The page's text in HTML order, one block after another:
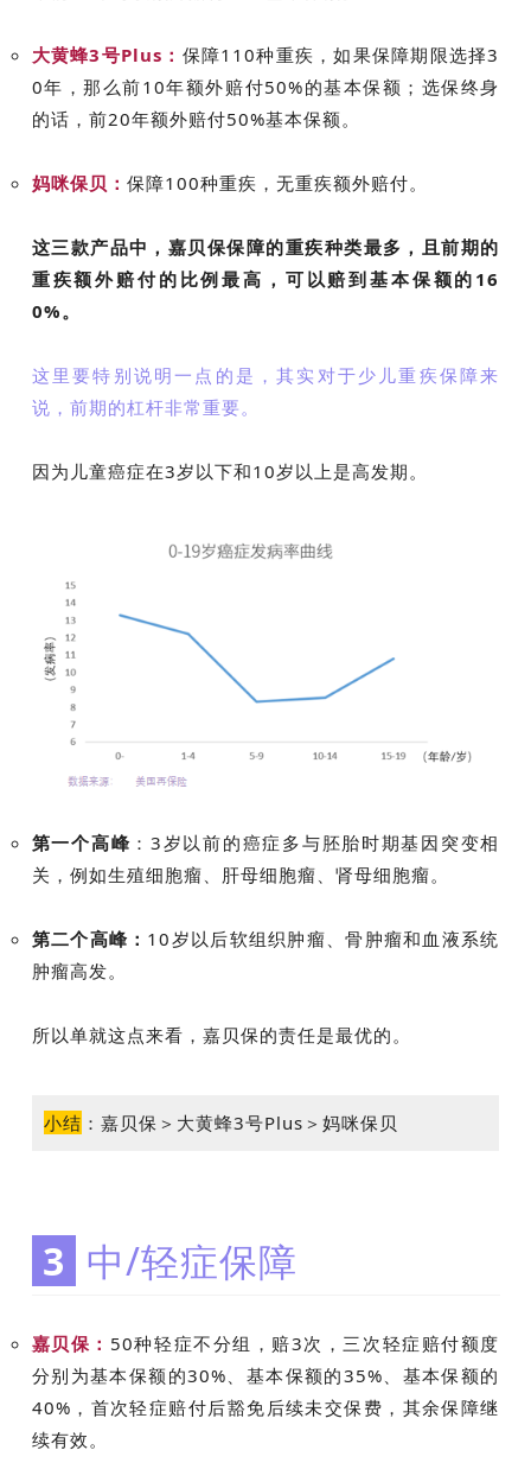
大黄蜂3号Plus： 保障110种重疾，如果保障期限选择3
0年，那么前10年额外赔付50%的基本保额；选保终身
的话，前20年额外赔付50%基本保额。
妈咪保贝： 保障100种重疾，无重疾额外赔付。
这三款产品中，嘉贝保保障的重疾种类最多，且前期的
重疾额外赔付的比例最高，可以赔到基本保额的16
0%。
这里要特别说明一点的是，其实对于少儿重疾保障来
说，前期的杠杆非常重要。
因为儿童癌症在3岁以下和10岁以上是高发期。
第一个高峰 ：3岁以前的癌症多与胚胎时期基因突变相
关，例如生殖细胞瘤、肝母细胞瘤、肾母细胞瘤。
第二个高峰： 10岁以后软组织肿瘤、骨肿瘤和血液系统
肿瘤高发。
所以单就这点来看，嘉贝保的责任是最优的。
小结 ： 嘉贝保＞大黄蜂3号Plus＞妈咪保贝
3 中/轻症保障
嘉贝保： 50种轻症不分组，赔3次，三次轻症赔付额度
分别为基本保额的30%、基本保额的35%、基本保额的
40%，首次轻症赔付后豁免后续未交保费，其余保障继
续有效。